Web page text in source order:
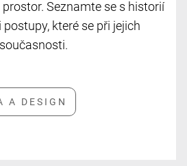
Seznamte se s historií
které se při jejich